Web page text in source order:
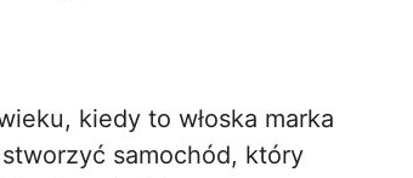
kiedy to włoska marka
samochód, który